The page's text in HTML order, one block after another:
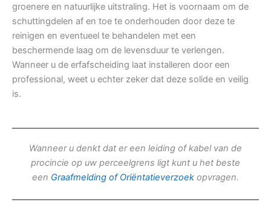
groenere en natuurlijke uitstraling. Het is voornaam om de
schuttingdelen af en toe te onderhouden door deze te
reinigen en eventueel te behandelen met een
beschermende laag om de levensduur te verlengen.
Wanneer u de erfafscheiding laat installeren door een
professional, weet u echter zeker dat deze solide en veilig
is.
Wanneer u denkt dat er een leiding of kabel van de
procincie op uw perceelgrens ligt kunt u het beste
een Graafmelding of Oriëntatieverzoek opvragen.